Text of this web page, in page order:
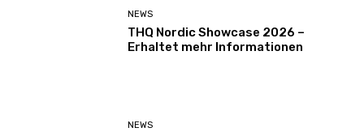
NEWS
THQ Nordic Showcase 2026 –
Erhaltet mehr Informationen
NEWS